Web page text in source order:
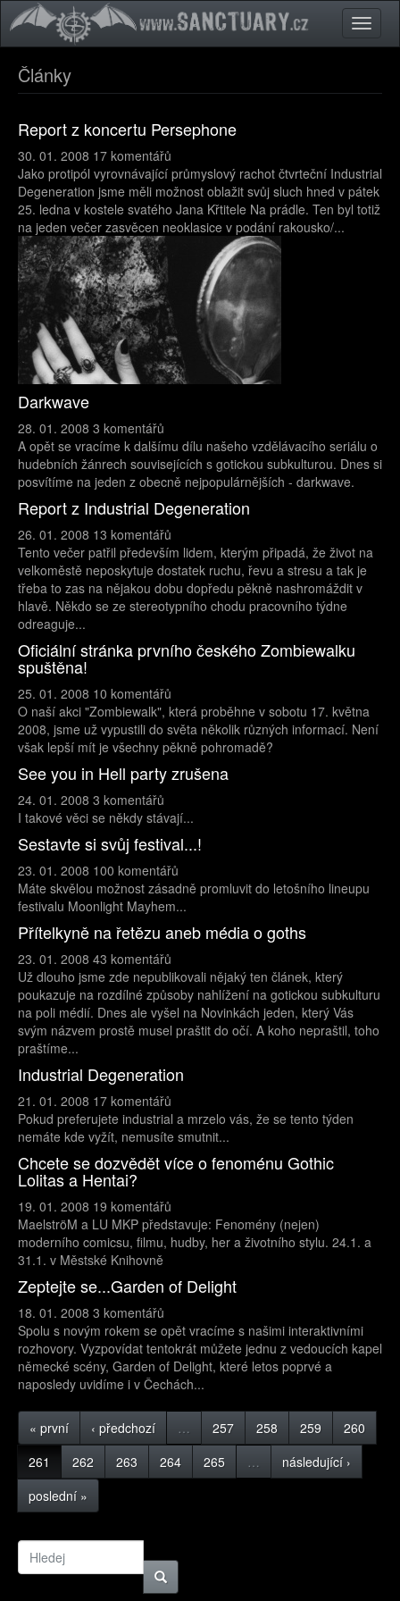
Přejít k hlavnímu obsahu
Toggle
Články
Report z koncertu Persephone
30. 01. 2008 17 komentářů
Jako protipól vyrovnávající průmyslový rachot čtvrteční Industrial
Degeneration jsme měli možnost oblažit svůj sluch hned v pátek
25. ledna v kostele svatého Jana Křtitele Na prádle. Ten byl totiž
na jeden večer zasvěcen neoklasice v podání rakousko/...
Darkwave
28. 01. 2008 3 komentářů
A opět se vracíme k dalšímu dílu našeho vzdělávacího seriálu o
hudebních žánrech souvisejících s gotickou subkulturou. Dnes si
posvítíme na jeden z obecně nejpopulárnějších - darkwave.
Report z Industrial Degeneration
26. 01. 2008 13 komentářů
Tento večer patřil především lidem, kterým připadá, že život na
velkoměstě neposkytuje dostatek ruchu, řevu a stresu a tak je
třeba to zas na nějakou dobu dopředu pěkně nashromáždit v
hlavě. Někdo se ze stereotypního chodu pracovního týdne
odreaguje...
Oficiální stránka prvního českého Zombiewalku
spuštěna!
25. 01. 2008 10 komentářů
O naší akci "Zombiewalk", která proběhne v sobotu 17. května
2008, jsme už vypustili do světa několik různých informací. Není
však lepší mít je všechny pěkně pohromadě?
See you in Hell party zrušena
24. 01. 2008 3 komentářů
I takové věci se někdy stávají...
Sestavte si svůj festival...!
23. 01. 2008 100 komentářů
Máte skvělou možnost zásadně promluvit do letošního lineupu
festivalu Moonlight Mayhem...
Přítelkyně na řetězu aneb média o goths
23. 01. 2008 43 komentářů
Už dlouho jsme zde nepublikovali nějaký ten článek, který
poukazuje na rozdílné způsoby nahlížení na gotickou subkulturu
na poli médií. Dnes ale vyšel na Novinkách jeden, který Vás
svým názvem prostě musel praštit do očí. A koho nepraštil, toho
praštíme...
Industrial Degeneration
21. 01. 2008 17 komentářů
Pokud preferujete industrial a mrzelo vás, že se tento týden
nemáte kde vyžít, nemusíte smutnit...
Chcete se dozvědět více o fenoménu Gothic
Lolitas a Hentai?
19. 01. 2008 19 komentářů
MaelströM a LU MKP představuje: Fenomény (nejen)
moderního comicsu, filmu, hudby, her a životního stylu. 24.1. a
31.1. v Městské Knihovně
Zeptejte se...Garden of Delight
18. 01. 2008 3 komentářů
Spolu s novým rokem se opět vracíme s našimi interaktivními
rozhovory. Vyzpovídat tentokrát můžete jednu z vedoucích kapel
německé scény, Garden of Delight, které letos poprvé a
naposledy uvidíme i v Čechách...
« první ‹ předchozí … 257 258 259
260
261
262 263 264 265 …
následující ›
poslední »